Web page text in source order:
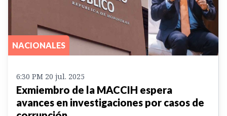
NACIONALES
6:30 PM 20 jul. 2025
Exmiembro de la MACCIH espera
avances en investigaciones por casos de